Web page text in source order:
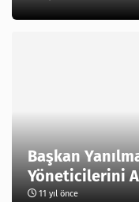
Başkan
Yöneticilerini
11 yıl önce